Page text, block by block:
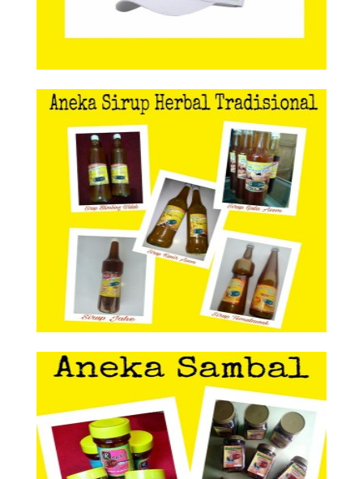
Aneka Sirup Herbal Tradisional
Aneka Sirup Herbal
Tradisional
Aneka Sambal
Aneka Sambal